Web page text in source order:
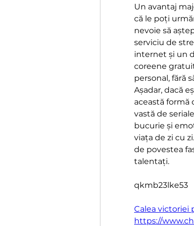
Un avantaj
că le poți
nevoie să
serviciu de
internet și un
coreene
personal, fără
Așadar, dacă
această formă
vastă de
bucurie și
viața de zi cu
de povestea
talentați.
qkmb23lke53
Calea victoriei
https://